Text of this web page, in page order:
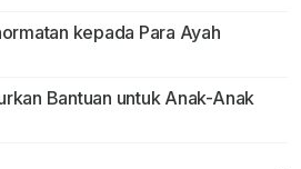
kepada Para Ayah
Bantuan untuk Anak-Anak